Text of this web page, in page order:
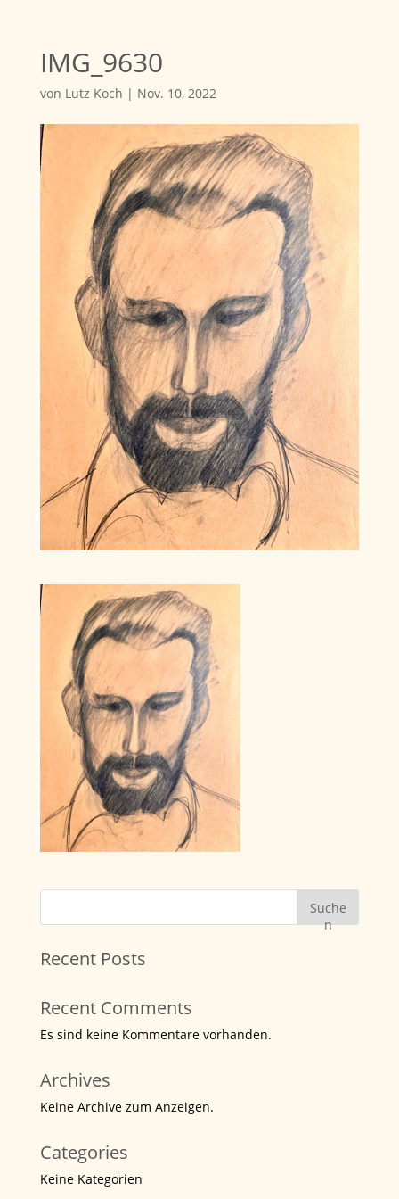
IMG_9630
von Lutz Koch | Nov. 10, 2022
Suche
n
Recent Posts
Recent Comments
Es sind keine Kommentare vorhanden.
Archives
Keine Archive zum Anzeigen.
Categories
Keine Kategorien